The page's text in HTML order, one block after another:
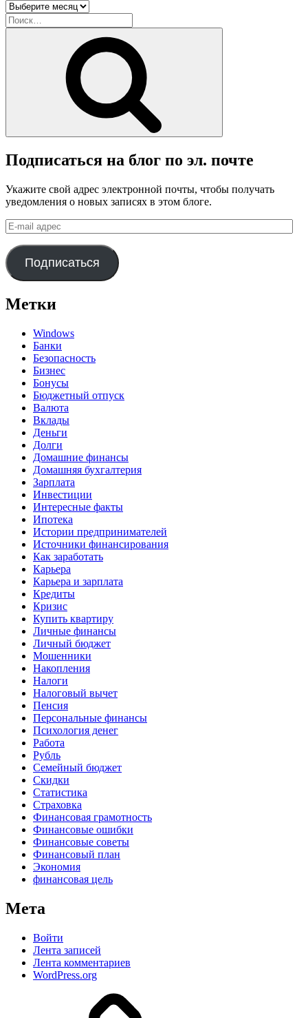
Архив
блога
Искать:
Подписаться на блог по эл. почте
Укажите свой адрес электронной почты, чтобы получать
уведомления о новых записях в этом блоге.
E-
mail
адрес
Подписаться
Метки
Windows
Банки
Безопасность
Бизнес
Бонусы
Бюджетный отпуск
Валюта
Вклады
Деньги
Долги
Домашние финансы
Домашняя бухгалтерия
Зарплата
Инвестиции
Интересные факты
Ипотека
Истории предпринимателей
Источники финансирования
Как заработать
Карьера
Карьера и зарплата
Кредиты
Кризис
Купить квартиру
Личные финансы
Личный бюджет
Мошенники
Накопления
Налоги
Налоговый вычет
Пенсия
Персональные финансы
Психология денег
Работа
Рубль
Семейный бюджет
Скидки
Статистика
Страховка
Финансовая грамотность
Финансовые ошибки
Финансовые советы
Финансовый план
Экономия
финансовая цель
Мета
Войти
Лента записей
Лента комментариев
WordPress.org